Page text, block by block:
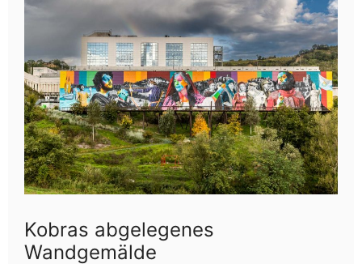
Kobras abgelegenes
Wandgemälde